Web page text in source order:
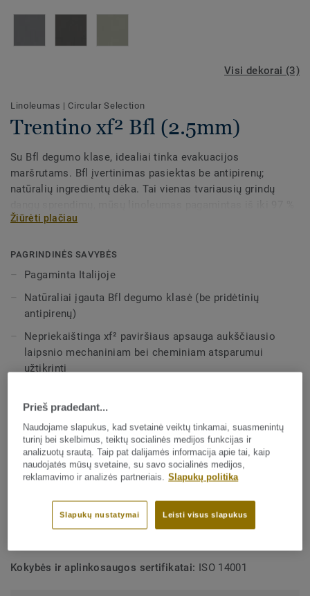
Visi dekorai (3)
Linoleumas | Circular Selection
Trentino xf² Bfl (2.5mm)
Su Bfl degumo klase, idealiai tinka evakuacijos
maršrutams. Bfl įvertinimas pasiektas be antipirenų;
natūralių ingredientų dėka. Tai vienas tvariausių grindų
natūralių žaliavų. Apdorotas unikalia xf² paviršiaus
bei ekonomišką priežiūrą.
Ši kolekcija yra
Žiūrėti plačiau
PAGRINDINĖS SAVYBĖS
Pagaminta Italijoje
Natūraliai įgauta Bfl degumo klasė (be pridėtinių
antipirenų)
Nepriekaištinga xf² paviršiaus apsauga aukščiausio
laipsnio mechaniniam bei cheminiam atsparumui
užtikrinti
Perdirmabas po naudojimo
TECHNINĖS IR APLINKOSAUGOS SPECIFIKACIJOS
Produkto tipas:Paprastas ir dekoratyvus linoleumas
Komercinė klasifikacija:34 Very Heavy
Kokybės ir aplinkosaugos sertifikatai: ISO 14001
Prieš pradedant...
Naudojame slapukus, kad svetainė veiktų tinkamai, suasmenintų
turinį bei skelbimus, teiktų socialinės medijos funkcijas ir
analizuotų srautą. Taip pat dalijamės informacija apie tai, kaip
naudojatės mūsų svetaine, su savo socialinės medijos,
reklamavimo ir analizės partneriais. Slapukų politika
Leisti visus slapukus
Slapukų nustatymai